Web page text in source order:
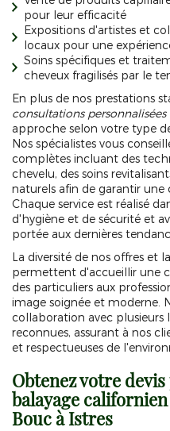
pour leur efficacité
Expositions d'artistes et
locaux pour une
Soins spécifiques et
cheveux fragilisés par le
En plus de nos prestations
consultations personnalisées
approche selon votre type
Nos spécialistes vous
complètes incluant des
chevelu, des soins
naturels afin de garantir une
Chaque service est réalisé
d'hygiène et de sécurité et
portée aux dernières
La diversité de nos offres et
permettent d'accueillir une
des particuliers aux
image soignée et moderne.
collaboration avec plusieurs
reconnues, assurant à nos
et respectueuses de
Obtenez votre
balayage
Bouc à Istres